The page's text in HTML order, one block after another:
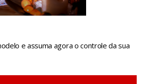
e assuma agora o controle da sua